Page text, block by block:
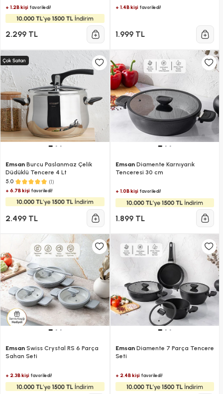
+ 1.2B kişi favoriledi!
2.299 TL
+ 1.4B kişifavoriledi!
1.999 TL
Emsan Burcu Paslanmaz Çelik
Düdüklü Tencere 4 Lt
5.0 (1)
+ 6.7B kişi favoriledi!
2.499 TL
EmsanDiamente Karnıyarık
Tenceresi 30 cm
+ 1.0B kişifavoriledi!
1.899 TL
Emsan Swiss Crystal RS 6 Parça
Sahan Seti
+ 2.3B kişi favoriledi!
EmsanDiamente 7 Parça Tencere
Seti
+ 2.4B kişifavoriledi!